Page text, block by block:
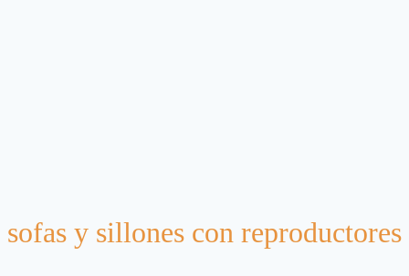
sofas y sillones con reproductores